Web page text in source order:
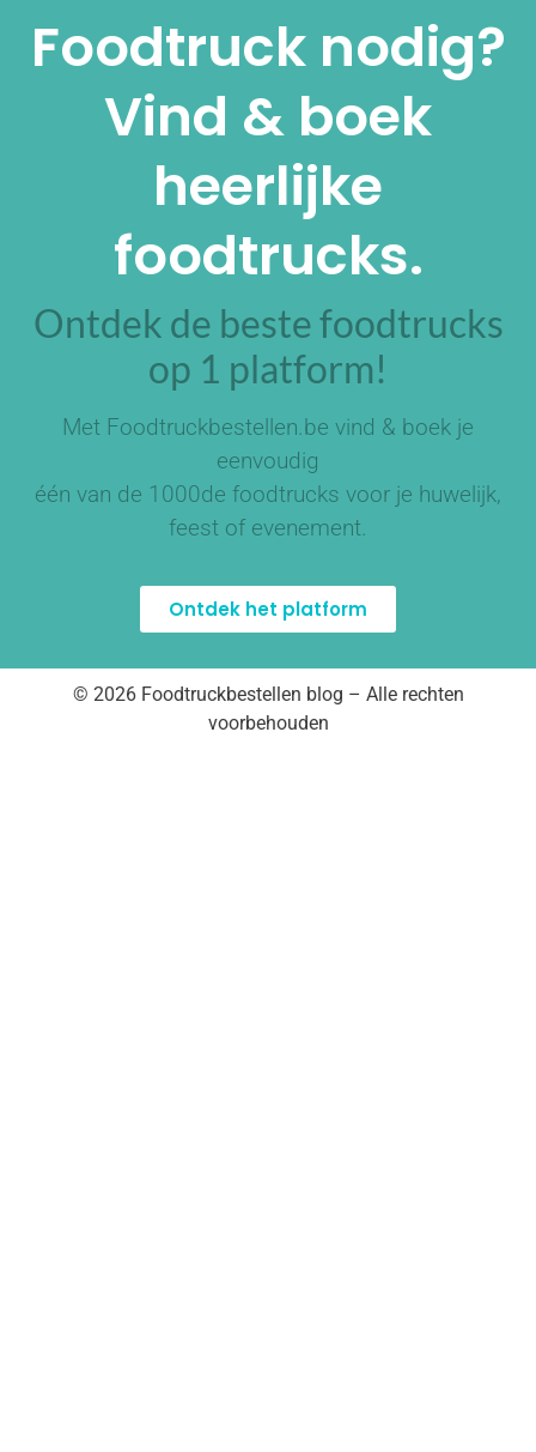
Foodtruck nodig?
Vind & boek
heerlijke
foodtrucks.
Ontdek de beste foodtrucks
op 1 platform!
Met Foodtruckbestellen.be vind & boek je
eenvoudig
één van de 1000de foodtrucks voor je huwelijk,
feest of evenement.
Ontdek het platform
© 2026 Foodtruckbestellen blog – Alle rechten
voorbehouden